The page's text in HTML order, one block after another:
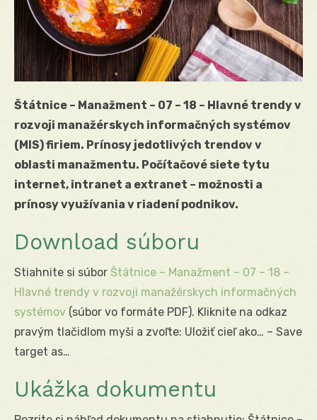
Štátnice – Manažment – 07 – 18 – Hlavné trendy v
rozvoji manažérskych informačných systémov
(MIS) firiem. Prínosy jedotlivých trendov v
oblasti manažmentu. Počítačové siete tytu
internet, intranet a extranet – možnosti a
prínosy využívania v riadení podnikov.
Download súboru
Stiahnite si súbor Štátnice – Manažment – 07 – 18 –
Hlavné trendy v rozvoji manažérskych informačných
systémov (súbor vo formáte PDF). Kliknite na odkaz
pravým tlačidlom myši a zvoľte: Uložiť cieľ ako… – Save
target as…
Ukážka dokumentu